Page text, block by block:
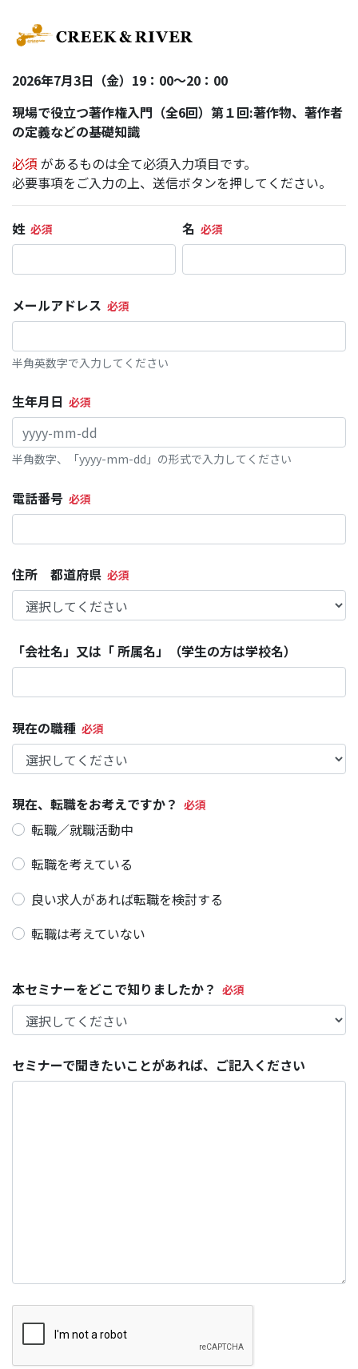
2026年7月3日（金）19：00〜20：00
現場で役立つ著作権入門（全6回）第１回:著作物、著作者
の定義などの基礎知識
必須 があるものは全て必須入力項目です。
必要事項をご入力の上、送信ボタンを押してください。
姓 名
メールアドレス
半角英数字で入力してください
生年月日
半角数字、「yyyy-mm-dd」の形式で入力してください
電話番号
住所 都道府県
「会社名」又は「 所属名」（学生の方は学校名）
現在の職種
現在、転職をお考えですか？
転職／就職活動中
転職を考えている
良い求人があれば転職を検討する
転職は考えていない
本セミナーをどこで知りましたか？
セミナーで聞きたいことがあれば、ご記入ください